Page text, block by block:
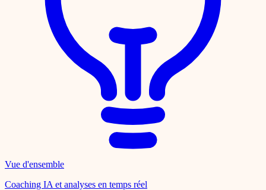
Vue d'ensemble
Coaching IA et analyses en temps réel